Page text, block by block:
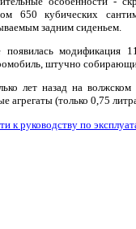
650 кубических
задним сиденьем.
появилась модификация
штучно
лет назад на
агрегаты (только 0,75
к руководству по